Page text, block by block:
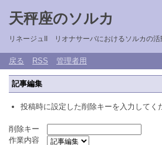
天秤座のソルカ
リネージュII リオナサーバにおけるソルカの活
戻る RSS 管理者用
記事編集
投稿時に設定した削除キーを入力してく
削除キー
作業内容